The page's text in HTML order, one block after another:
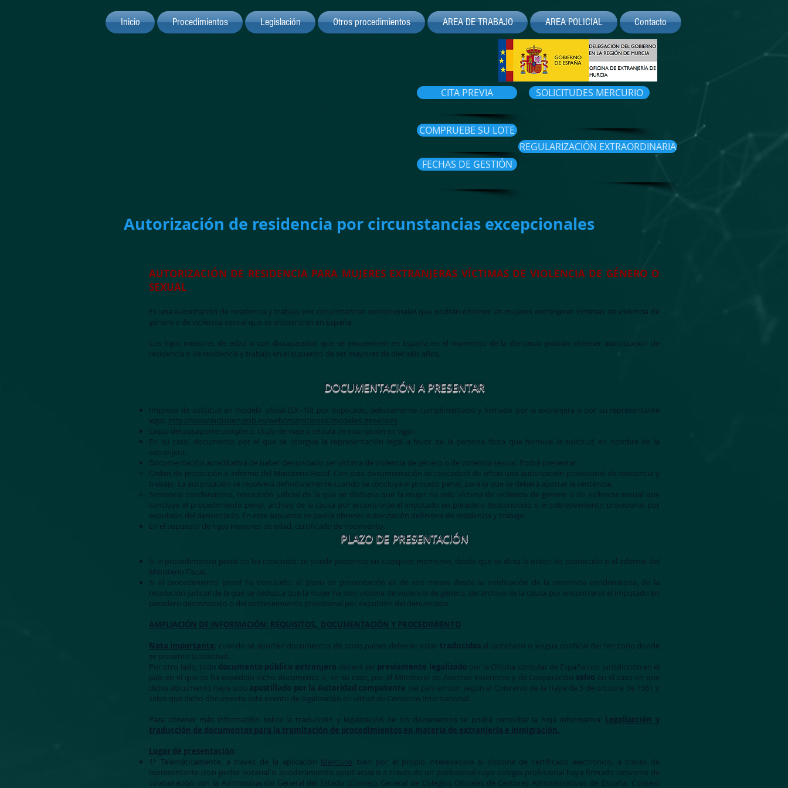
Inicio Procedimientos Legislación Otros procedimientos AREA DE TRABAJO AREA POLICIAL Contacto
CITA PREVIA
COMPRUEBE SU LOTE
FECHAS DE GESTIÓN
SOLICITUDES MERCURIO
REGULARIZACIÓN EXTRAORDINARIA
Autorización de residencia por circunstancias excepcionales
AUTORIZACIÓN DE RESIDENCIA PARA MUJERES EXTRANJERAS VÍCTIMAS DE VIOLENCIA DE GÉNERO O
SEXUAL
Es una autorización de residencia y trabajo por circunstancias excepcionales que podrán obtener las mujeres extranjeras víctimas de violencia de
género o de violencia sexual que se encuentren en España.
Los hijos menores de edad o con discapacidad que se encuentren en España en el momento de la denuncia podrán obtener autorización de
residencia o de residencia y trabajo en el supuesto de ser mayores de dieciséis años.
DOCUMENTACIÓN A PRESENTAR
Impreso de solicitud en modelo oficial (EX–10) por duplicado, debidamente cumplimentado y firmado por la extranjera o por su representante
legal. http://www.inclusion.gob.es/web/migraciones/modelos-generales
Copia del pasaporte completo, título de viaje o cédula de inscripción en vigor.
En su caso, documento por el que se otorgue la representación legal a favor de la persona física que formule la solicitud en nombre de la
extranjera.
Documentación acreditativa de haber denunciado ser víctima de violencia de género o de violencia sexual. Podrá presentar:
Orden de protección o informe del Ministerio Fiscal. Con esta documentación se concederá de oficio una autorización provisional de residencia y
trabajo. La autorización se resolverá definitivamente cuando se concluya el proceso penal, para lo que se deberá aportar la sentencia.
Sentencia condenatoria, resolución judicial de la que se deduzca que la mujer ha sido víctima de violencia de género o de violencia sexual que
concluye el procedimiento penal, archivo de la causa por encontrarse el imputado en paradero desconocido o el sobreseimiento provisional por
expulsión del denunciado. En este supuesto se podrá obtener autorización definitiva de residencia y trabajo.
En el supuesto de hijos menores de edad, certificado de nacimiento.
PLAZO DE PRESENTACIÓN
Si el procedimiento penal no ha concluido: se puede presentar en cualquier momento, desde que se dicta la orden de protección o el informe del
Ministerio Fiscal.
Si el procedimiento penal ha concluido: el plazo de presentación es de seis meses desde la notificación de la sentencia condenatoria, de la
resolución judicial de la que se deduzca que la mujer ha sido víctima de violencia de género, del archivo de la causa por encontrarse el imputado en
paradero desconocido o del sobreseimiento provisional por expulsión del denunciado.
AMPLIACIÓN DE INFORMACIÓN: REQUISITOS, DOCUMENTACIÓN Y PROCEDIMIENTO
Nota importante: cuando se aporten documentos de otros países deberán estar traducidos al castellano o lengua cooficial del territorio donde
se presente la solicitud.
Por otro lado, todo documento público extranjero deberá ser previamente legalizado por la Oficina consular de España con jurisdicción en el
país en el que se ha expedido dicho documento o, en su caso, por el Ministerio de Asuntos Exteriores y de Cooperación salvo en el caso en que
dicho documento haya sido apostillado por la Autoridad competente del país emisor según el Convenio de la Haya de 5 de octubre de 1961 y
salvo que dicho documento esté exento de legalización en virtud de Convenio Internacional.
Para obtener más información sobre la traducción y legalización de los documentos se podrá consultar la hoja informativa: Legalización y
traducción de documentos para la tramitación de procedimientos en materia de extranjería e inmigración.
Lugar de presentación:
1° Telemáticamente, a través de la aplicación Mercurio bien por el propio interesado/a si dispone de certificado electrónico, a través de
representante (con poder notarial o apoderamiento apud acta) o a través de un profesional cuyo colegio profesional haya firmado convenio de
colaboración con la Administración General del Estado (Consejo General de Colegios Oficiales de Gestores Administrativos de España, Consejo